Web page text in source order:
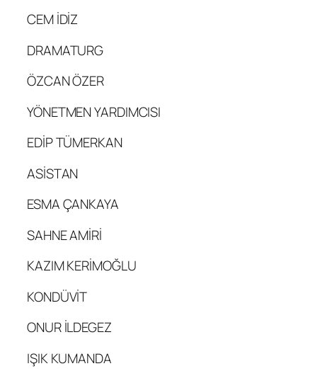
CEM İDİZ
DRAMATURG
ÖZCAN ÖZER
YÖNETMEN YARDIMCISI
EDİP TÜMERKAN
ASİSTAN
ESMA ÇANKAYA
SAHNE AMİRİ
KAZIM KERİMOĞLU
KONDÜVİT
ONUR İLDEGEZ
IŞIK KUMANDA